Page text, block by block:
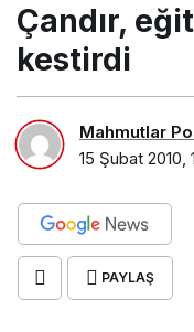
Çandır,
kestirdi
Mahmutlar
15 Şubat 2010,
PAYLAŞ